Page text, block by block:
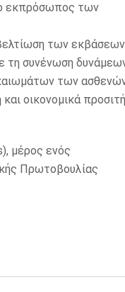
ο εκπρόσωπος των
των εκβάσεων
τη συνένωση
των
οικονομικά προσιτή
μέρος ενός
Πρωτοβουλίας